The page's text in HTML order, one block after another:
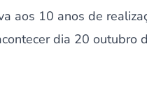
aos 10 anos de
dia 20